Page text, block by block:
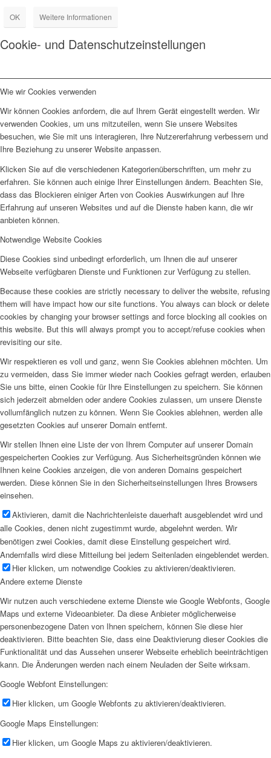
OK Weitere Informationen
Cookie- und Datenschutzeinstellungen
Wie wir Cookies verwenden
Wir können Cookies anfordern, die auf Ihrem Gerät eingestellt werden. Wir
verwenden Cookies, um uns mitzuteilen, wenn Sie unsere Websites
besuchen, wie Sie mit uns interagieren, Ihre Nutzererfahrung verbessern und
Ihre Beziehung zu unserer Website anpassen.
Klicken Sie auf die verschiedenen Kategorienüberschriften, um mehr zu
erfahren. Sie können auch einige Ihrer Einstellungen ändern. Beachten Sie,
dass das Blockieren einiger Arten von Cookies Auswirkungen auf Ihre
Erfahrung auf unseren Websites und auf die Dienste haben kann, die wir
anbieten können.
Notwendige Website Cookies
Diese Cookies sind unbedingt erforderlich, um Ihnen die auf unserer
Webseite verfügbaren Dienste und Funktionen zur Verfügung zu stellen.
Because these cookies are strictly necessary to deliver the website, refusing
them will have impact how our site functions. You always can block or delete
cookies by changing your browser settings and force blocking all cookies on
this website. But this will always prompt you to accept/refuse cookies when
revisiting our site.
Wir respektieren es voll und ganz, wenn Sie Cookies ablehnen möchten. Um
zu vermeiden, dass Sie immer wieder nach Cookies gefragt werden, erlauben
Sie uns bitte, einen Cookie für Ihre Einstellungen zu speichern. Sie können
sich jederzeit abmelden oder andere Cookies zulassen, um unsere Dienste
vollumfänglich nutzen zu können. Wenn Sie Cookies ablehnen, werden alle
gesetzten Cookies auf unserer Domain entfernt.
Wir stellen Ihnen eine Liste der von Ihrem Computer auf unserer Domain
gespeicherten Cookies zur Verfügung. Aus Sicherheitsgründen können wie
Ihnen keine Cookies anzeigen, die von anderen Domains gespeichert
werden. Diese können Sie in den Sicherheitseinstellungen Ihres Browsers
einsehen.
Aktivieren, damit die Nachrichtenleiste dauerhaft ausgeblendet wird und
alle Cookies, denen nicht zugestimmt wurde, abgelehnt werden. Wir
benötigen zwei Cookies, damit diese Einstellung gespeichert wird.
Andernfalls wird diese Mitteilung bei jedem Seitenladen eingeblendet werden.
Hier klicken, um notwendige Cookies zu aktivieren/deaktivieren.
Andere externe Dienste
Wir nutzen auch verschiedene externe Dienste wie Google Webfonts, Google
Maps und externe Videoanbieter. Da diese Anbieter möglicherweise
personenbezogene Daten von Ihnen speichern, können Sie diese hier
deaktivieren. Bitte beachten Sie, dass eine Deaktivierung dieser Cookies die
Funktionalität und das Aussehen unserer Webseite erheblich beeinträchtigen
kann. Die Änderungen werden nach einem Neuladen der Seite wirksam.
Google Webfont Einstellungen:
Hier klicken, um Google Webfonts zu aktivieren/deaktivieren.
Google Maps Einstellungen:
Hier klicken, um Google Maps zu aktivieren/deaktivieren.